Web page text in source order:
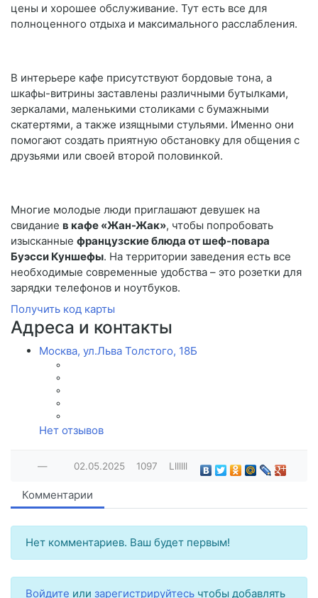
цены и хорошее обслуживание. Тут есть все для
полноценного отдыха и максимального расслабления.
В интерьере кафе присутствуют бордовые тона, а
шкафы-витрины заставлены различными бутылками,
зеркалами, маленькими столиками с бумажными
скатертями, а также изящными стульями. Именно они
помогают создать приятную обстановку для общения с
друзьями или своей второй половинкой.
Многие молодые люди приглашают девушек на
свидание в кафе «Жан-Жак», чтобы попробовать
изысканные французские блюда от шеф-повара
Буэсси Куншефы. На территории заведения есть все
необходимые современные удобства – это розетки для
зарядки телефонов и ноутбуков.
Получить код карты
Адреса и контакты
Москва, ул.Льва Толстого, 18Б
Нет отзывов
— 02.05.2025 1097 Lllllll
Комментарии
Нет комментариев. Ваш будет первым!
Войдите или зарегистрируйтесь чтобы добавлять